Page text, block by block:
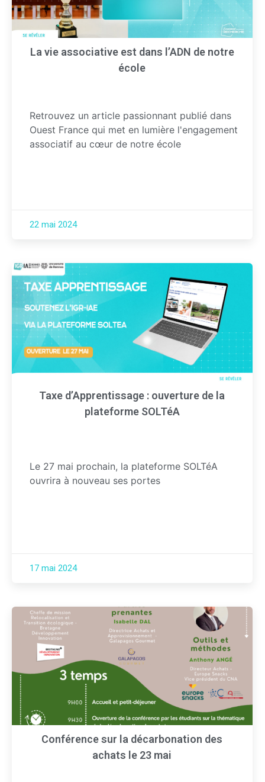
La vie associative est dans l’ADN de notre
école
Retrouvez un article passionnant publié dans
Ouest France qui met en lumière l'engagement
associatif au cœur de notre école
22 mai 2024
Taxe d’Apprentissage : ouverture de la
plateforme SOLTéA
Le 27 mai prochain, la plateforme SOLTéA
ouvrira à nouveau ses portes
17 mai 2024
Conférence sur la décarbonation des
achats le 23 mai